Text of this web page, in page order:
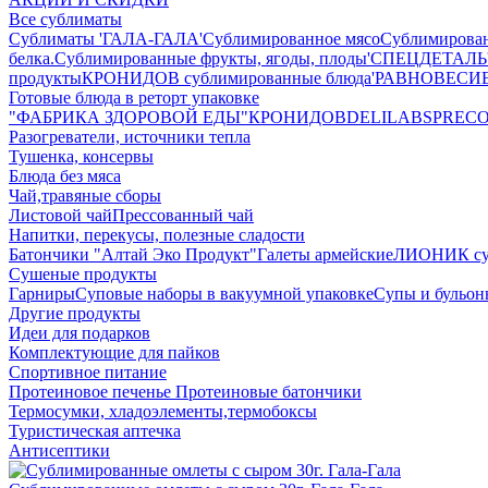
Все сублиматы
Сублиматы 'ГАЛА-ГАЛА'Сублимированное мясо
белка.Сублимированные фрукты, ягоды, плоды'СПЕЦДЕТАЛЬ'
продуктыКРОНИДОВ сублимированные блюда'РАВНОВЕСИЕ'
Готовые блюда в реторт упаковке
"ФАБРИКА ЗДОРОВОЙ ЕДЫ"КРОНИДОВDELILABS
Разогреватели, источники тепла
Тушенка, консервы
Блюда без мяса
Чай,травяные сборы
Листовой чайПрессованный чай
Напитки, перекусы, полезные сладости
Батончики "Алтай Эко Продукт"Галеты армейскиеЛИОНИК
Сушеные продукты
ГарнирыСуповые наборы в вакуумной упаковкеСупы и
Другие продукты
Идеи для подарков
Комплектующие для пайков
Спортивное питание
Протеиновое печенье Протеиновые батончики
Термосумки, хладоэлементы,термобоксы
Туристическая аптечка
Антисептики